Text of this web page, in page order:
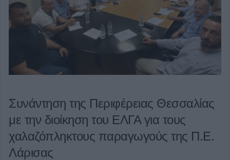
Συνάντηση της Περιφέρειας Θεσσαλίας
με την διοίκηση του ΕΛΓΑ για τους
χαλαζόπληκτους παραγωγούς της Π.Ε.
Λάρισας